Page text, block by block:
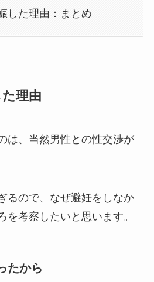
した理由：まとめ
理由
は、当然男性との性交渉が
るので、なぜ避妊をしなか
を考察したいと思います。
たから